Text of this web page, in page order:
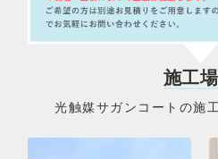
施工
光触媒サガンコートの施